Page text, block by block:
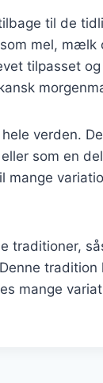
til de
mel,
tilpasset
verden.
som en
mange
traditioner,
mange